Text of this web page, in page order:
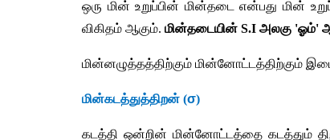
ஒரு மின் உறுப்பின் மின்தடை என்பது மின்
விகிதம் ஆகும். மின்தடையின் S.I அலகு 'ஓம்'
மின்னழுத்தத்திற்கும் மின்னோட்டத்திற்கும்
மின்கடத்துத்திறன் (σ)
கடத்தி ஒன்றின் மின்னோட்டத்தை கடத்தும்